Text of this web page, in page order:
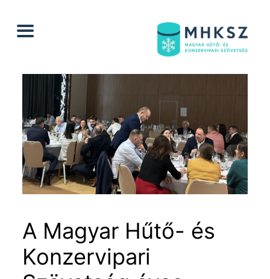
A Magyar Hűtő- és
Konzervipari